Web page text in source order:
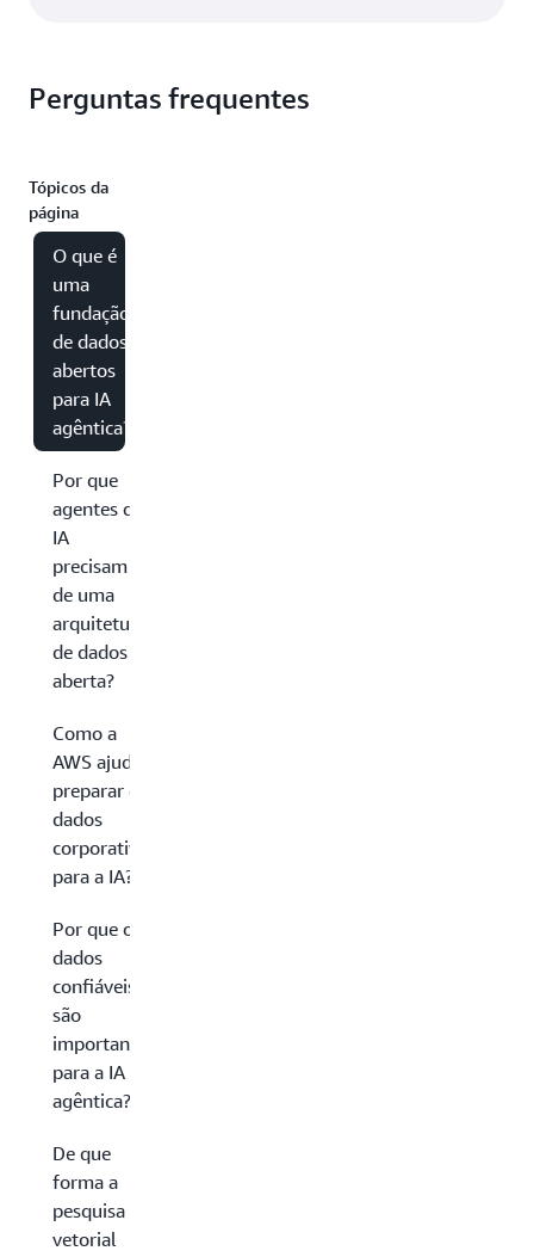
Perguntas frequentes
Tópicos da
página
O que é
uma
fundação
de dados
abertos
para IA
agêntica?
Por que
agentes de
IA
precisam
de uma
arquitetura
de dados
aberta?
Como a
AWS ajuda a
preparar os
dados
corporativos
para a IA?
Por que os
dados
confiáveis
são
importantes
para a IA
agêntica?
De que
forma a
pesquisa
vetorial